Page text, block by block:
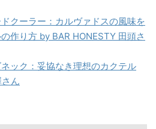
ドクーラー：カルヴァドスの風味を
作り方 by BAR HONESTY 田頭さ
ネック：妥協なき理想のカクテル
ん